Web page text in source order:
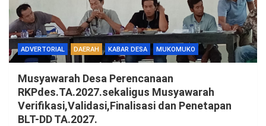
ADVERTORIAL DAERAH KABAR DESA MUKOMUKO
Musyawarah Desa Perencanaan
RKPdes.TA.2027.sekaligus Musyawarah
Verifikasi,Validasi,Finalisasi dan Penetapan
BLT-DD TA.2027.